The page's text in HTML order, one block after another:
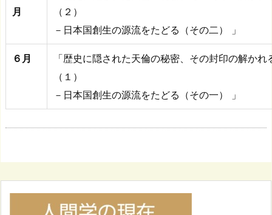
月
（２）
－日本国創生の源流をたどる（その二） 」
６月
「歴史に隠された天倫の秘密、その封印の解かれ
（１）
－日本国創生の源流をたどる（その一） 」